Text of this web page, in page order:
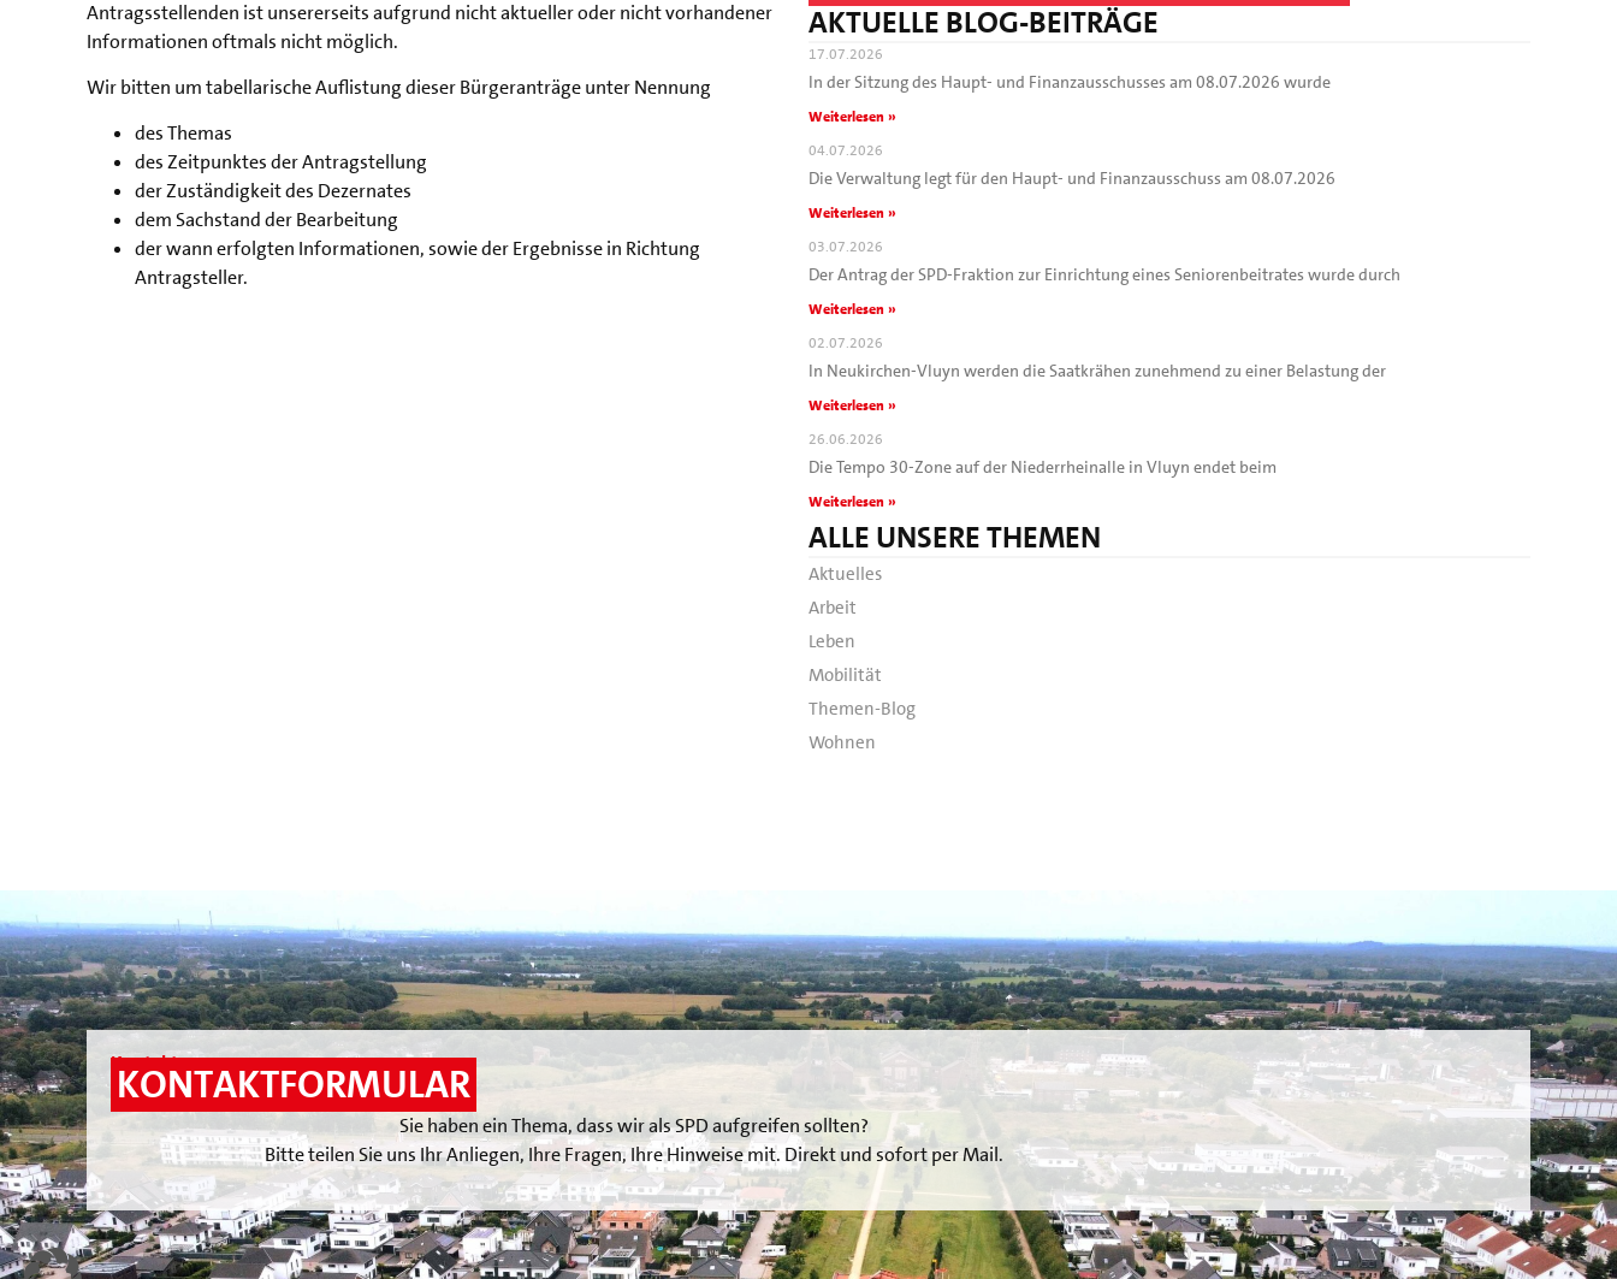
Antragsstellenden ist unsererseits aufgrund nicht aktueller oder nicht vorhandener
Informationen oftmals nicht möglich.
Wir bitten um tabellarische Auflistung dieser Bürgeranträge unter Nennung
des Themas
des Zeitpunktes der Antragstellung
der Zuständigkeit des Dezernates
dem Sachstand der Bearbeitung
der wann erfolgten Informationen, sowie der Ergebnisse in Richtung
Antragsteller.
AKTUELLE BLOG-BEITRÄGE
17.07.2026
In der Sitzung des Haupt- und Finanzausschusses am 08.07.2026 wurde
Weiterlesen »
04.07.2026
Die Verwaltung legt für den Haupt- und Finanzausschuss am 08.07.2026
Weiterlesen »
03.07.2026
Der Antrag der SPD-Fraktion zur Einrichtung eines Seniorenbeitrates wurde durch
Weiterlesen »
02.07.2026
In Neukirchen-Vluyn werden die Saatkrähen zunehmend zu einer Belastung der
Weiterlesen »
26.06.2026
Die Tempo 30-Zone auf der Niederrheinalle in Vluyn endet beim
Weiterlesen »
ALLE UNSERE THEMEN
Aktuelles
Arbeit
Leben
Mobilität
Themen-Blog
Wohnen
Kontakt
KONTAKTFORMULAR
Sie haben ein Thema, dass wir als SPD aufgreifen sollten?
Bitte teilen Sie uns Ihr Anliegen, Ihre Fragen, Ihre Hinweise mit. Direkt und sofort per Mail.